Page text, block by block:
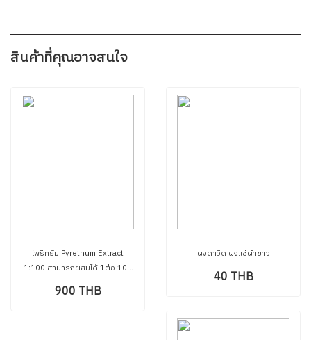
สินค้าที่คุณอาจสนใจ
ไพรีทรัม Pyrethum Extract
1:100 สามารถผสมได้ 1ต่อ 100
ขนาด 200 มิล
900 THB
ผงดาวิด ผงแช่ผ้าขาว​
40 THB